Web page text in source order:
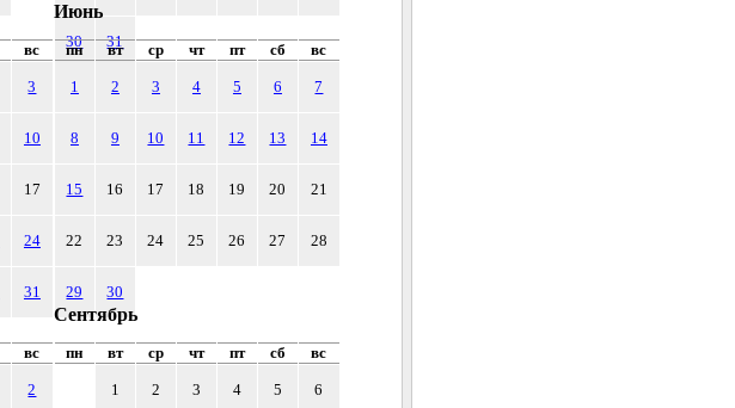
30 31
вс
3
10
17
24
31
Июнь
пн вт ср чт пт сб вс
1 2 3 4 5 6 7
8 9 10 11 12 13 14
15 16 17 18 19 20 21
22 23 24 25 26 27 28
29 30
вс
2
Сентябрь
пн вт ср чт пт сб вс
1 2 3 4 5 6